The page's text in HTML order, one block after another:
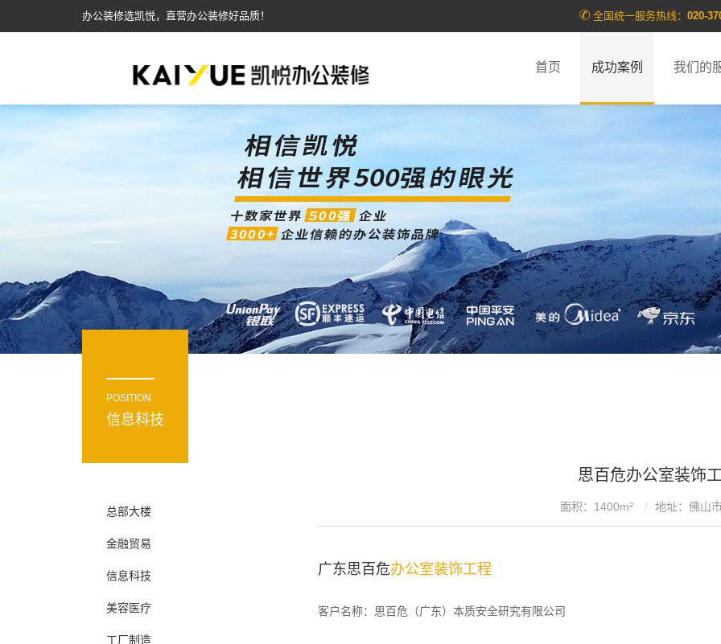
办公装修选凯悦，直营办公装修好品质！ 全国统一服务热线： 020-
首页 成功案例 我们的
POSITION
信息科技
总部大楼
金融贸易
信息科技
美容医疗
工厂制造
思百危办公室装饰
面积：1400m² 地址：佛山
广东思百危办公室装饰工程
客户名称：思百危（广东）本质安全研究有限公司